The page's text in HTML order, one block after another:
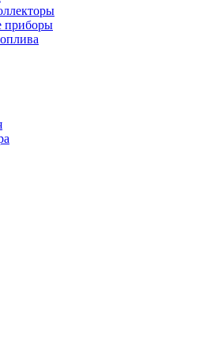
приборы